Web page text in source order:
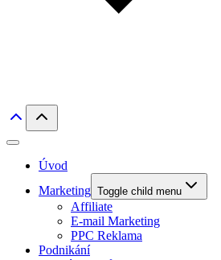
Úvod
Marketing Toggle child menu
Affiliate
E-mail Marketing
PPC Reklama
Podnikání